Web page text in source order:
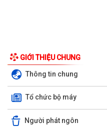
GIỚI THIỆU CHUNG
Thông tin chung
Tổ chức bộ máy
Người phát ngôn